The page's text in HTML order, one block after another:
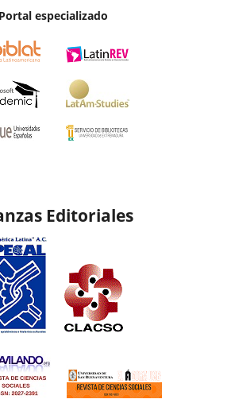
Portal especializado
Editoriales